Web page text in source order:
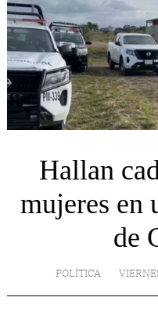
Hallan
mujeres en
de
POLÍTICA